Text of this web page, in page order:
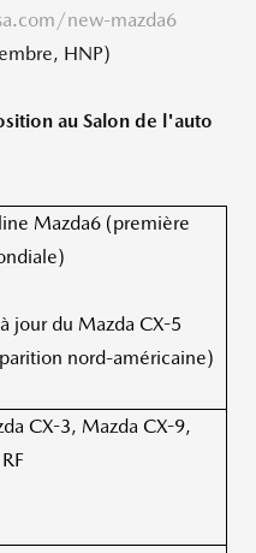
new-mazda6
HNP)
au Salon de l'auto
Mazda6 (première
jour du Mazda CX-5
nord-américaine)
CX-3, Mazda CX-9,